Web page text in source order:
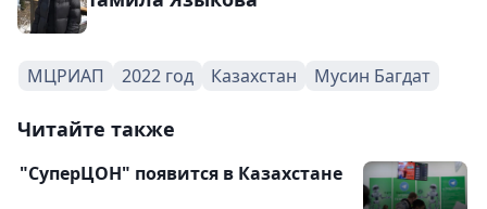
МЦРИАП 2022 год Казахстан Мусин Багдат
Читайте также
"СуперЦОН" появится в Казахстане